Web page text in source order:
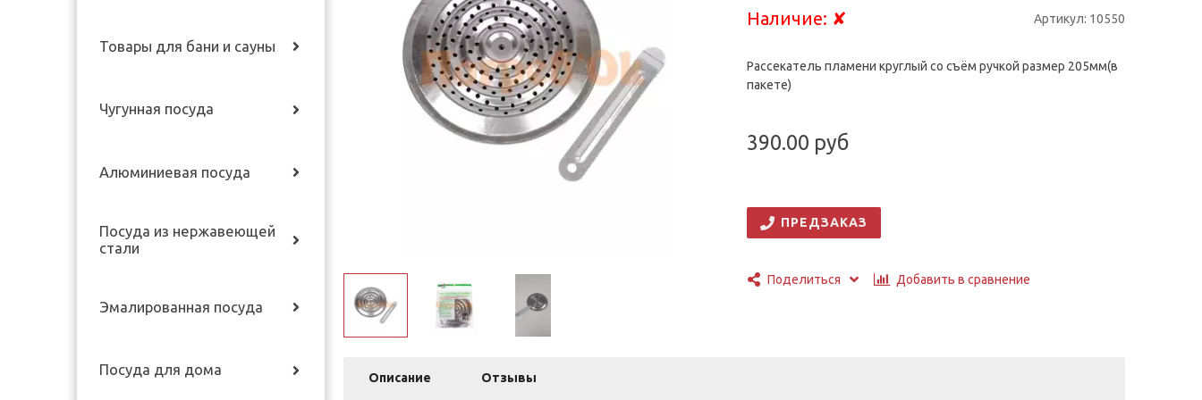
Товары для бани и сауны
Чугунная посуда
Алюминиевая посуда
Посуда из нержавеющей
стали
Эмалированная посуда
Посуда для дома
Наличие: ✘ Артикул: 10550
Рассекатель пламени круглый со съём ручкой размер 205мм(в
пакете)
390.00 руб
ПРЕДЗАКАЗ
Поделиться Добавить в сравнение
Описание Отзывы